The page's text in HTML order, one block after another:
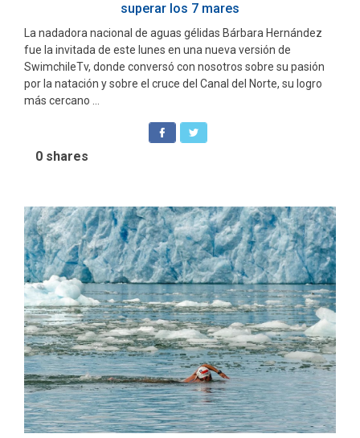
superar los 7 mares
La nadadora nacional de aguas gélidas Bárbara Hernández
fue la invitada de este lunes en una nueva versión de
SwimchileTv, donde conversó con nosotros sobre su pasión
por la natación y sobre el cruce del Canal del Norte, su logro
más cercano ...
0 shares